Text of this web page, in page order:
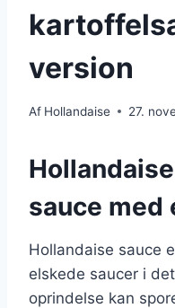
version
Af Hollandaise 27.
sauce med
Hollandaise sauce
elskede saucer i
oprindelse kan